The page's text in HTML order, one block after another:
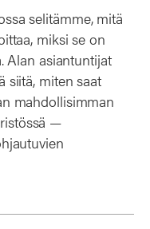
selitämme, mitä
miksi se on
Alan asiantuntijat
siitä, miten saat
mahdollisimman
—